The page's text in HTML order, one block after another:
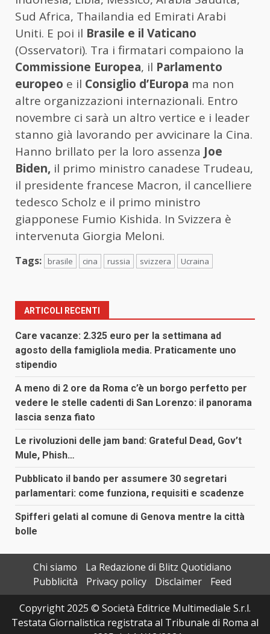
Sud Africa, Thailandia ed Emirati Arabi
Uniti. E poi il Brasile e il Vaticano
(Osservatori). Tra i firmatari compaiono la
Commissione Europea, il Parlamento
europeo e il Consiglio d’Europa ma non
altre organizzazioni internazionali. Entro
novembre ci sarà un altro vertice e i leader
stanno già lavorando per avvicinare la Cina.
Hanno brillato per la loro assenza Joe
Biden, il primo ministro canadese Trudeau,
il presidente francese Macron, il cancelliere
tedesco Scholz e il primo ministro
giapponese Fumio Kishida. In Svizzera è
intervenuta Giorgia Meloni.
Tags: brasile cina russia svizzera Ucraina
ARTICOLI RECENTI
Care vacanze: 2.325 euro per la settimana ad
agosto della famigliola media. Praticamente uno
stipendio
A meno di 2 ore da Roma c’è un borgo perfetto per
vedere le stelle cadenti di San Lorenzo: il panorama
lascia senza fiato
Le rivoluzioni delle jam band: Grateful Dead, Gov’t
Mule, Phish…
Pubblicato il bando per assumere 30 segretari
parlamentari: come funziona, requisiti e scadenze
Spifferi gelati al comune di Genova mentre la città
bolle
Chi siamo
La Redazione di Blitz Quotidiano
Pubblicità
Privacy policy Disclaimer
Feed
Copyright 2025 © Società Editrice Multimediale S.r.l.
Testata Giornalistica registrata al Tribunale di Roma al